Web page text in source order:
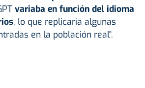
variaba en función del idioma
, lo que replicaría algunas
en la población real".